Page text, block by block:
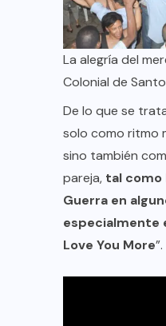
La alegría del
Colonial de
De lo que se
solo como ritmo
sino también
pareja, tal como
Guerra en
especialmente
Love You More”.